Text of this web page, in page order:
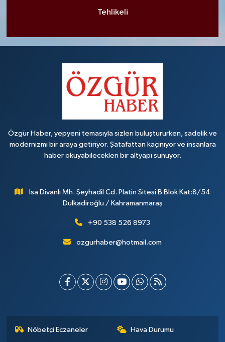
Tehlikeli
Özgür Haber, yepyeni temasıyla sizleri buluştururken, sadelik ve
modernizmi bir araya getiriyor. Şatafattan kaçınıyor ve insanlara
haber okuyabilecekleri bir altyapı sunuyor.
İsa Divanlı Mh. Şeyhadil Cd. Platin Sitesi B Blok Kat:8/54
Dulkadiroğlu / Kahramanmaraş
+90 538 526 8973
ozgurhaber@hotmail.com
Nöbetçi Eczaneler Hava Durumu